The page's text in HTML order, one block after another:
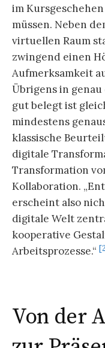
im
müssen. Neben
virtuellen Raum
zwingend einen
Aufmerksamkeit
Übrigens in
gut belegt ist
mindestens
klassische
digitale
Transformation
Kollaboration.
erscheint also
digitale Welt
kooperative
Arbeitsprozesse.“
Von der